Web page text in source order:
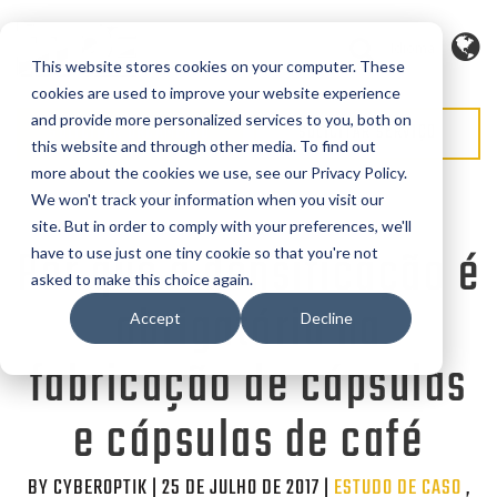
This website stores cookies on your computer. These
cookies are used to improve your website experience
and provide more personalized services to you, both on
this website and through other media. To find out
more about the cookies we use, see our Privacy Policy.
We won't track your information when you visit our
site. But in order to comply with your preferences, we'll
have to use just one tiny cookie so that you're not
asked to make this choice again.
Accept Decline
SOLICITAR ORÇAMENTO SOLICITAR SERVIÇO
Por que a densificação é
obrigatória na
fabricação de cápsulas
e cápsulas de café
Categories
BY CYBEROPTIK | 25 DE JULHO DE 2017 | ESTUDO DE CASO,